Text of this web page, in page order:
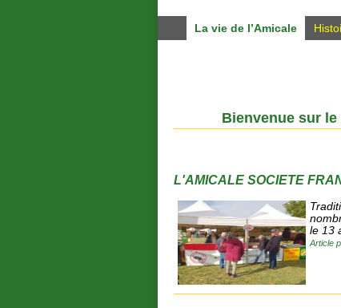
La vie de l’Amicale
Bienvenue sur
L'AMICALE SOCIETE
le 13
Article